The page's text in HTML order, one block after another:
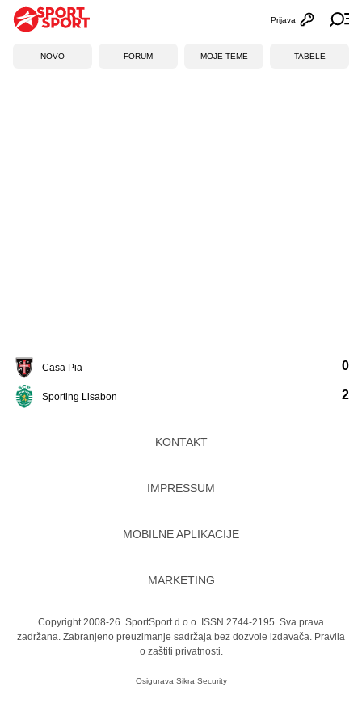
Otvori
Prijava
NOVO FORUM MOJE TEME TABELE
Casa Pia
Sporting Lisabon
0
2
KONTAKT
IMPRESSUM
MOBILNE APLIKACIJE
MARKETING
Copyright 2008-26. SportSport d.o.o. ISSN 2744-2195. Sva prava
zadržana. Zabranjeno preuzimanje sadržaja bez dozvole izdavača. Pravila
o zaštiti privatnosti.
Osigurava Sikra Security